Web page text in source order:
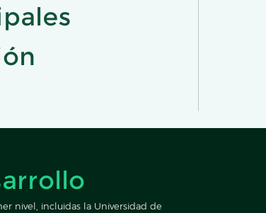
nivel, incluidas la Universidad de